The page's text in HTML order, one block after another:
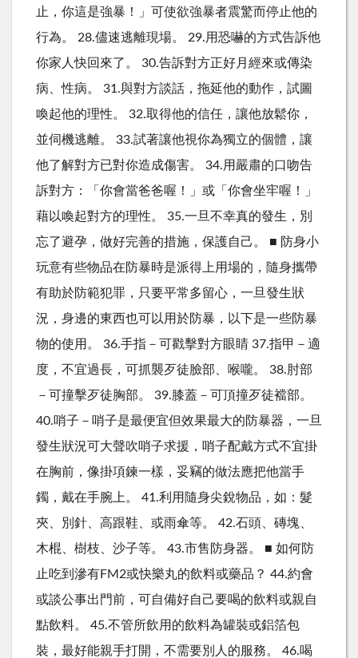
止，你這是強暴！」可使欲強暴者震驚而停止他的
行為。 28.儘速逃離現場。 29.用恐嚇的方式告訴他
你家人快回來了。 30.告訴對方正好月經來或傳染
病、性病。 31.與對方談話，拖延他的動作，試圖
喚起他的理性。 32.取得他的信任，讓他放鬆你，
並伺機逃離。 33.試著讓他視你為獨立的個體，讓
他了解對方已對你造成傷害。 34.用嚴肅的口吻告
訴對方：「你會當爸爸喔！」或「你會坐牢喔！」
藉以喚起對方的理性。 35.一旦不幸真的發生，別
忘了避孕，做好完善的措施，保護自己。 ■ 防身小
玩意有些物品在防暴時是派得上用場的，隨身攜帶
有助於防範犯罪，只要平常多留心，一旦發生狀
況，身邊的東西也可以用於防暴，以下是一些防暴
物的使用。 36.手指－可戳擊對方眼睛 37.指甲－適
度，不宜過長，可抓襲歹徒臉部、喉嚨。 38.肘部
－可撞擊歹徒胸部。 39.膝蓋－可頂撞歹徒襠部。
40.哨子－哨子是最便宜但效果最大的防暴器，一旦
發生狀況可大聲吹哨子求援，哨子配戴方式不宜掛
在胸前，像掛項鍊一樣，妥竊的做法應把他當手
鐲，戴在手腕上。 41.利用隨身尖銳物品，如：髮
夾、別針、高跟鞋、或雨傘等。 42.石頭、磚塊、
木棍、樹枝、沙子等。 43.市售防身器。 ■ 如何防
止吃到滲有FM2或快樂丸的飲料或藥品？ 44.約會
或談公事出門前，可自備好自己要喝的飲料或親自
點飲料。 45.不管所飲用的飲料為罐裝或鋁箔包
裝，最好能親手打開，不需要別人的服務。 46.喝